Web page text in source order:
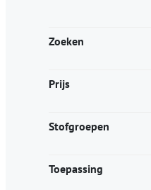
Zoeken
Prijs
Stofgroepen
Toepassing
kan
op
productpagina